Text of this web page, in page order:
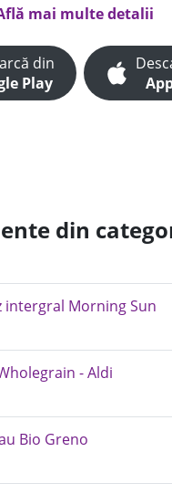
mai multe detalii
din
Play
din
intergral Morning Sun
- Aldi
Bio Greno